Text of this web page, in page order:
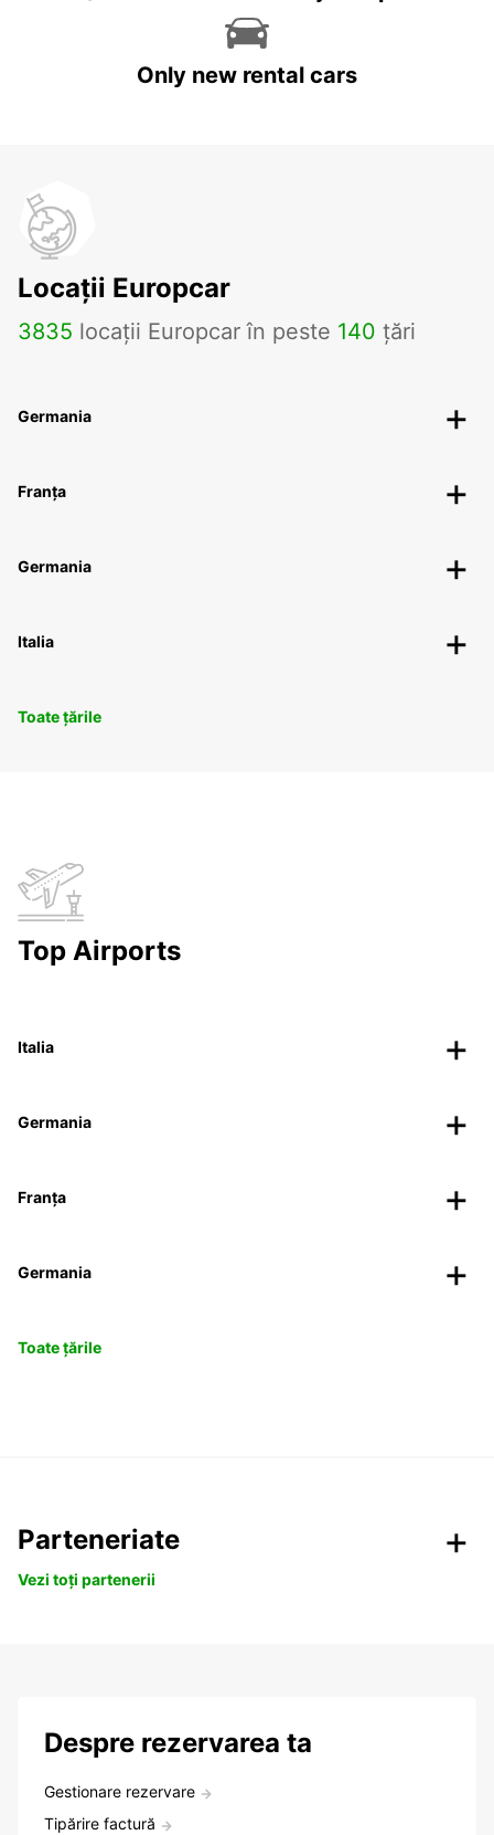
Only new rental cars
Locații Europcar
3835 locații Europcar în peste 140 țări
Germania
Franța
Germania
Italia
Toate țările
Top Airports
Italia
Germania
Franța
Germania
Toate țările
Parteneriate
Vezi toți partenerii
Despre rezervarea ta
Gestionare rezervare
Tipărire factură